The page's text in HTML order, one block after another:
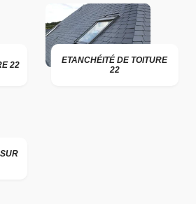
22
ETANCHÉITÉ DE TOITURE
22